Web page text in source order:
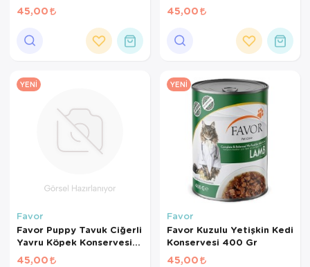
45,00 45,00
YENI
Favor
Favor Puppy Tavuk Ciğerli
Yavru Köpek Konservesi
400 Gr
45,00
YENI
Favor
Favor Kuzulu Yetişkin Kedi
Konservesi 400 Gr
45,00